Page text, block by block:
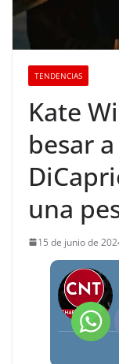
TENDENCIAS
Kate
besar
una
15 de junio de